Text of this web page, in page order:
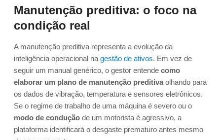
Manutenção preditiva: o foco na
condição real
A manutenção preditiva representa a evolução da
inteligência operacional na gestão de ativos. Em vez de
seguir um manual genérico, o gestor entende como
elaborar um plano de manutenção preditivaolhando para
os dados de vibração, temperatura e sensores eletrônicos.
Se o regime de trabalho de uma máquina é severo ou o
modo de condução de um motorista é agressivo, a
plataforma identificará o desgaste prematuro antes mesmo